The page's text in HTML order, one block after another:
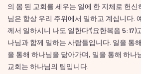
의 몸 된 교회를 세우는 일에 한 지체로 헌
님은 항상 우리 주위에서 일하고 계십니다.
께서 일하시니 나도 일한다”(요한복음 5:17)
나님과 함께 일하는 사람들입니다. 일을 통
을 통해 하나님을 닮아가며, 일을 통해 하나
교회는 하나님의 팀입니다.